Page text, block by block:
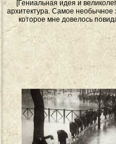
[Гениальная идея и
архитектура. Самое необычное
которое мне довелось